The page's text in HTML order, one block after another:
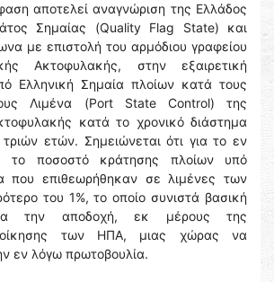
αποτελεί αναγνώριση της Ελλάδος
Σημαίας (Quality Flag State) και
με επιστολή του αρμόδιου γραφείου
Ακτοφυλακής, στην εξαιρετική
Ελληνική Σημαία πλοίων κατά τους
Λιμένα (Port State Control) της
κατά το χρονικό διάστημα
ετών. Σημειώνεται ότι για το εν
το ποσοστό κράτησης πλοίων υπό
που επιθεωρήθηκαν σε λιμένες των
του 1%, το οποίο συνιστά βασική
την αποδοχή, εκ μέρους της
των ΗΠΑ, μιας χώρας να
εν λόγω πρωτοβουλία.